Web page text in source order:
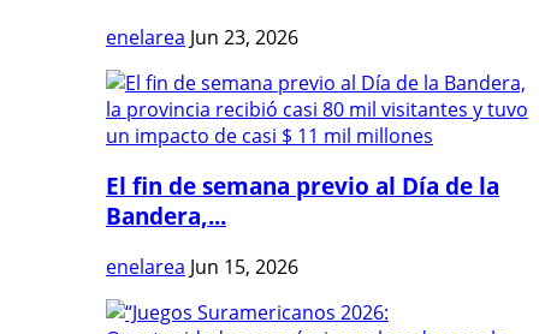
enelarea Jun 23, 2026
El fin de semana previo al Día de la
Bandera,...
enelarea Jun 15, 2026